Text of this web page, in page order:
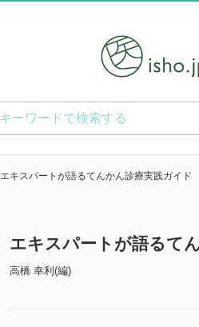
エキスパートが語るてんかん診療実践ガイド
エキスパートが語るて
高橋 幸利(編)